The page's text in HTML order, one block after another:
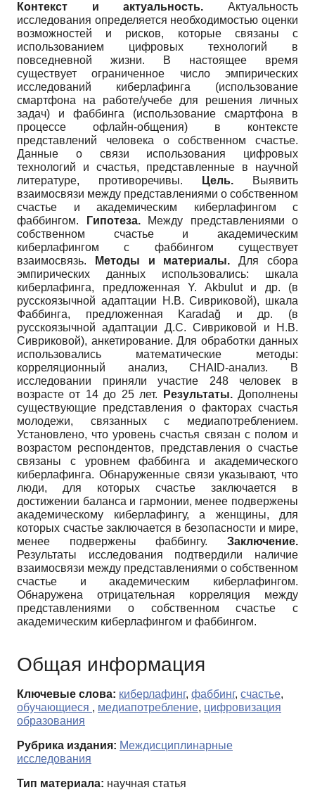
Контекст и актуальность. Актуальность
исследования определяется необходимостью оценки
возможностей и рисков, которые связаны с
использованием цифровых технологий в
повседневной жизни. В настоящее время
существует ограниченное число эмпирических
исследований киберлафинга (использование
смартфона на работе/учебе для решения личных
задач) и фаббинга (использование смартфона в
процессе офлайн-общения) в контексте
представлений человека о собственном счастье.
Данные о связи использования цифровых
технологий и счастья, представленные в научной
литературе, противоречивы.
Цель. Выявить
взаимосвязи между представлениями о собственном
счастье и академическим киберлафингом с
фаббингом.
Гипотеза.Между представлениями о
собственном счастье и академическим
киберлафингом с фаббингом существует
взаимосвязь.
Методы и материалы. Для сбора
эмпирических данных использовались: шкала
киберлафинга, предложенная Y. Akbulut и др. (в
русскоязычной адаптации Н.В. Сивриковой), шкала
Фаббинга, предложенная Karadağ и др. (в
русскоязычной адаптации Д.С. Сивриковой и Н.В.
Сивриковой), анкетирование. Для обработки данных
использовались математические методы:
корреляционный анализ, CHAID-анализ. В
исследовании приняли участие 248 человек в
возрасте от 14 до 25 лет.
Результаты.Дополнены
существующие представления о факторах счастья
молодежи, связанных с медиапотреблением.
Установлено, что уровень счастья связан с полом и
возрастом респондентов, представления о счастье
связаны с уровнем фаббинга и академического
киберлафинга. Обнаруженные связи указывают, что
люди, для которых счастье заключается в
достижении баланса и гармонии, менее подвержены
академическому киберлафингу, а женщины, для
которых счастье заключается в безопасности и мире,
менее подвержены фаббингу. Заключение.
Результаты исследования подтвердили наличие
взаимосвязи между представлениями о собственном
счастье и академическим киберлафингом.
Обнаружена отрицательная корреляция между
представлениями о собственном счастье с
академическим киберлафингом и фаббингом.
Общая информация
Ключевые слова: киберлафинг, фаббинг, счастье,
обучающиеся , медиапотребление, цифровизация
образования
Рубрика издания: Междисциплинарные
исследования
Тип материала: научная статья